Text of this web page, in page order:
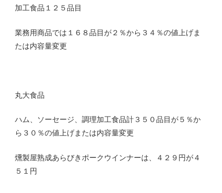
加工食品１２５品目
業務用商品では１６８品目が２％から３４％の値上げま
たは内容量変更
丸大食品
ハム、ソーセージ、調理加工食品計３５０品目が５％か
ら３０％の値上げまたは内容量変更
燻製屋熟成あらびきポークウインナーは、４２９円が４
５１円